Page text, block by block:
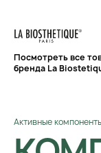
Посмотреть все
бренда La
Активные